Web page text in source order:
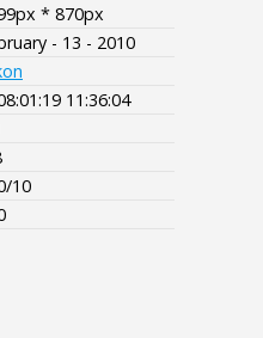
* 870px
- 13 - 2010
11:36:04
10